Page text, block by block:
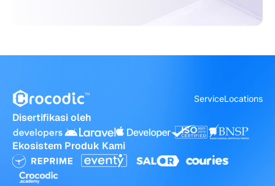
ServiceLocations
Disertifikasi oleh
Ekosistem Produk Kami